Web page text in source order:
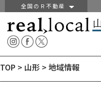
全国のＲ不動産
TOP > 山形 > 地域情報